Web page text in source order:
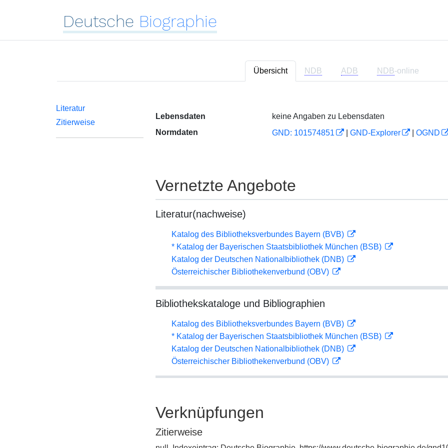
Deutsche Biographie
Übersicht NDB ADB NDB-online
Literatur
Zitierweise
Lebensdaten
keine Angaben zu Lebensdaten
Normdaten
GND: 101574851 GND-Explorer OGND
Vernetzte Angebote
Literatur(nachweise)
Katalog des Bibliotheksverbundes Bayern (BVB)
* Katalog der Bayerischen Staatsbibliothek München (BSB)
Katalog der Deutschen Nationalbibliothek (DNB)
Österreichischer Bibliothekenverbund (OBV)
Bibliothekskataloge und Bibliographien
Katalog des Bibliotheksverbundes Bayern (BVB)
* Katalog der Bayerischen Staatsbibliothek München (BSB)
Katalog der Deutschen Nationalbibliothek (DNB)
Österreichischer Bibliothekenverbund (OBV)
Verknüpfungen
Zitierweise